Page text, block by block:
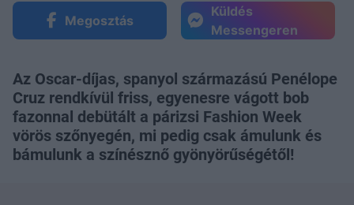
Megosztás
Küldés
Messengeren
Az Oscar-díjas, spanyol származású Penélope
Cruz rendkívül friss, egyenesre vágott bob
fazonnal debütált a párizsi Fashion Week
vörös szőnyegén, mi pedig csak ámulunk és
bámulunk a színésznő gyönyörűségétől!